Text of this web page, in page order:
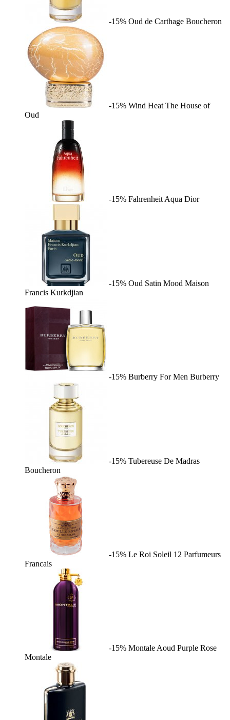
-15% Oud de Carthage Boucheron
-15% Wind Heat The House of
Oud
-15% Fahrenheit Aqua Dior
-15% Oud Satin Mood Maison
Francis Kurkdjian
-15% Burberry For Men Burberry
-15% Tubereuse De Madras
Boucheron
-15% Le Roi Soleil 12 Parfumeurs
Francais
-15% Montale Aoud Purple Rose
Montale